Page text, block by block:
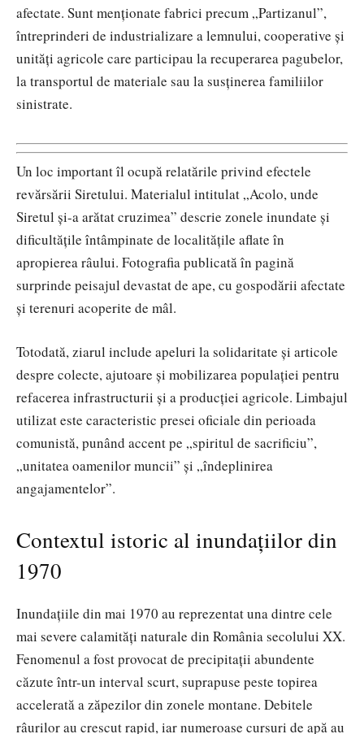
afectate. Sunt menționate fabrici precum „Partizanul”,
întreprinderi de industrializare a lemnului, cooperative și
unități agricole care participau la recuperarea pagubelor,
la transportul de materiale sau la susținerea familiilor
sinistrate.
Un loc important îl ocupă relatările privind efectele
revărsării Siretului. Materialul intitulat „Acolo, unde
Siretul și-a arătat cruzimea” descrie zonele inundate și
dificultățile întâmpinate de localitățile aflate în
apropierea râului. Fotografia publicată în pagină
surprinde peisajul devastat de ape, cu gospodării afectate
și terenuri acoperite de mâl.
Totodată, ziarul include apeluri la solidaritate și articole
despre colecte, ajutoare și mobilizarea populației pentru
refacerea infrastructurii și a producției agricole. Limbajul
utilizat este caracteristic presei oficiale din perioada
comunistă, punând accent pe „spiritul de sacrificiu”,
„unitatea oamenilor muncii” și „îndeplinirea
angajamentelor”.
Contextul istoric al inundațiilor din
1970
Inundațiile din mai 1970 au reprezentat una dintre cele
mai severe calamități naturale din România secolului XX.
Fenomenul a fost provocat de precipitații abundente
căzute într-un interval scurt, suprapuse peste topirea
accelerată a zăpezilor din zonele montane. Debitele
râurilor au crescut rapid, iar numeroase cursuri de apă au